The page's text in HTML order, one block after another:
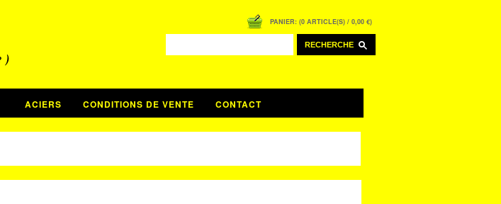
PANIER: (0 ARTICLE(S) / 0,00 €)
RECHERCHE
ACIERS CONDITIONS DE VENTE CONTACT